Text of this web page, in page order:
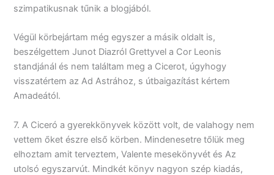
szimpatikusnak tűnik a blogjából.
Végül körbejártam még egyszer a másik oldalt is,
beszélgettem Junot Diazról Grettyvel a Cor Leonis
standjánál és nem találtam meg a Cicerot, úgyhogy
visszatértem az Ad Astrához, s útbaigazítást kértem
Amadeától.
7. A Ciceró a gyerekkönyvek között volt, de valahogy nem
vettem őket észre első körben. Mindenesetre tőlük meg
elhoztam amit terveztem, Valente mesekönyvét és Az
utolsó egyszarvút. Mindkét könyv nagyon szép kiadás,